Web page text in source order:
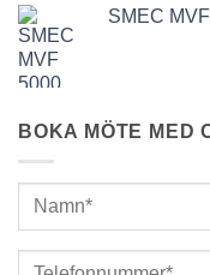
SMEC
BOKA MÖTE MED